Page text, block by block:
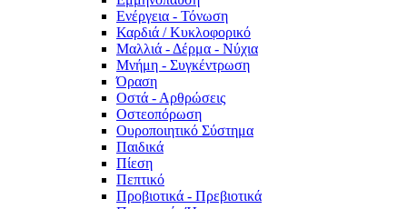
Ενέργεια - Τόνωση
Καρδιά / Κυκλοφορικό
Μαλλιά - Δέρμα - Νύχια
Μνήμη - Συγκέντρωση
Όραση
Οστά - Αρθρώσεις
Οστεοπόρωση
Ουροποιητικό Σύστημα
Παιδικά
Πίεση
Πεπτικό
Προβιοτικά - Πρεβιοτικά